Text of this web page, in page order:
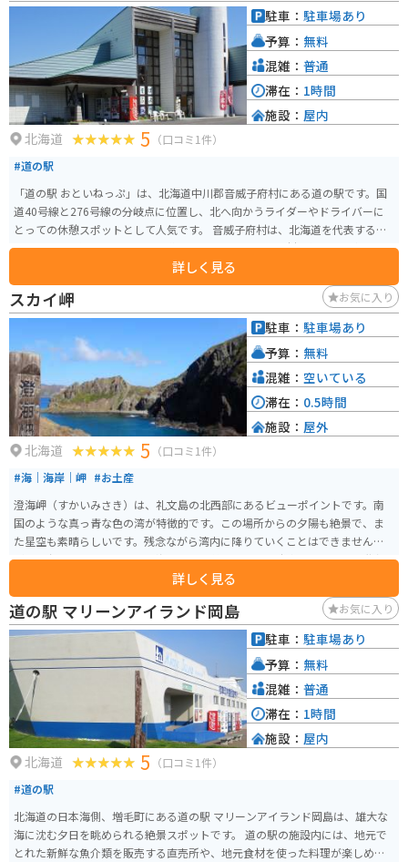
北海道 5 （口コミ1件）
#道の駅
「道の駅 おといねっぷ」は、北海道中川郡音威子府村にある道の駅です。国
道40号線と276号線の分岐点に位置し、北へ向かうライダーやドライバーに
とっての休憩スポットとして人気です。 音威子府村は、北海道を代表する木
工の町として知られています。道の駅では、地元産の木材を使用した家具や
工芸品、木のおもちゃなどを販売しており、旅の思い出にぴったりです。ま
た、音威子府そばの専門店もあり、地元産のそば粉を使った風味豊かなそば
を楽しむことができます。 バイクで訪れる場合、道の駅の広い駐車場を利用
できるので安心です。特に、ツーリングシーズンには多くのライダーが集ま
り、情報交換の場としても賑わいます。周辺には、雄大な自然が広がってお
り、景観を楽しみながらのツーリングもおすすめです。
詳しく見る
駐車： 駐車場あり
予算： 無料
混雑： 普通
滞在： 1時間
施設： 屋内
スカイ岬 お気に入り
北海道 5 （口コミ1件）
#海｜海岸｜岬 #お土産
澄海岬（すかいみさき）は、礼文島の北西部にあるビューポイントです。南
国のような真っ青な色の湾が特徴的です。この場所からの夕陽も絶景で、ま
た星空も素晴らしいです。残念ながら湾内に降りていくことはできません
が、高台なのであたり一面の海の景色は美しいです。駐車場からすこし階段
詳しく見る
駐車： 駐車場あり
予算： 無料
混雑： 空いている
滞在： 0.5時間
施設： 屋外
道の駅 マリーンアイランド岡島 お気に入り
北海道 5 （口コミ1件）
#道の駅
北海道の日本海側、増毛町にある道の駅 マリーンアイランド岡島は、雄大な
海に沈む夕日を眺められる絶景スポットです。 道の駅の施設内には、地元で
とれた新鮮な魚介類を販売する直売所や、地元食材を使った料理が楽しめる
駐車： 駐車場あり
予算： 無料
混雑： 普通
滞在： 1時間
施設： 屋内